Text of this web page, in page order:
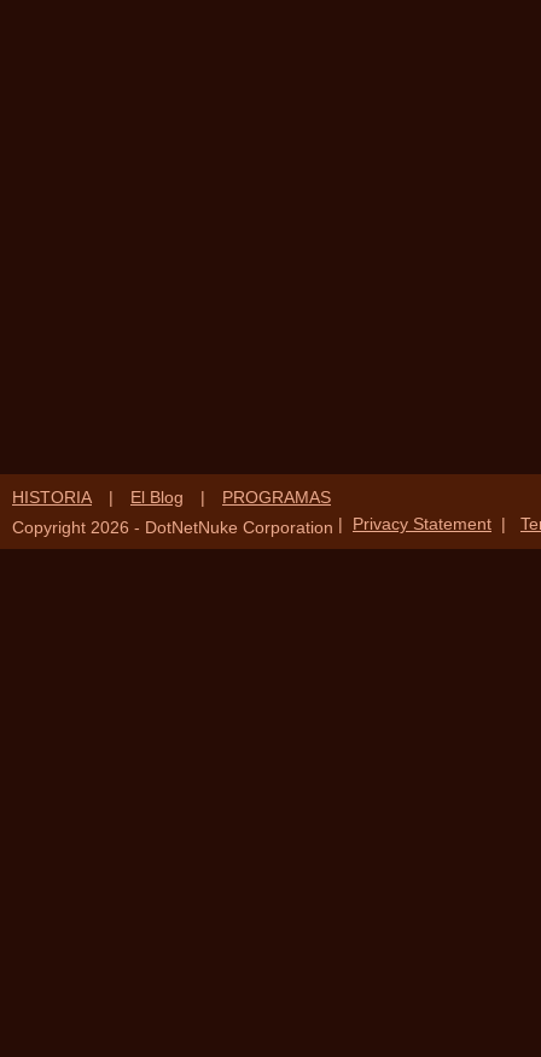
HISTORIA | El Blog |
PROGRAMAS
Copyright 2026 - DotNetNuke Corporation | Privacy Statement |